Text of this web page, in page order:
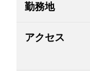
勤務地
アクセス